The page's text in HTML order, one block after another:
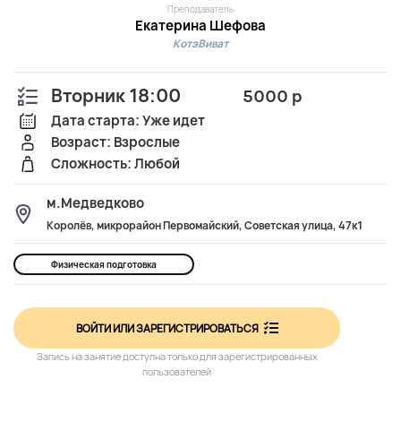
Преподаватель
Екатерина Шефова
КотэВиват
Вторник 18:00 5000 р
Дата старта: Уже идет
Возраст: Взрослые
Сложность: Любой
м.Медведково
Королёв, микрорайон Первомайский, Советская улица, 47к1
Физическая подготовка
ВОЙТИ ИЛИ ЗАРЕГИСТРИРОВАТЬСЯ
Запись на занятие доступна только для зарегистрированных
пользователей